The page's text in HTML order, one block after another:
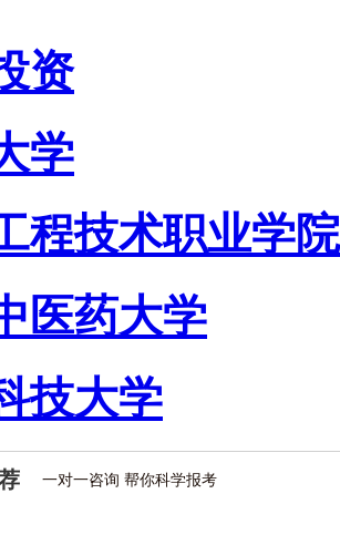
资
学
程技术职业学院
医药大学
技大学
一对一咨询 帮你科学报考